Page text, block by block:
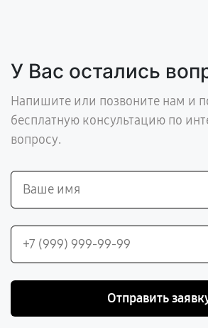
У Вас остались
Напишите или позвоните нам и
бесплатную консультацию по
вопросу.
Отправить